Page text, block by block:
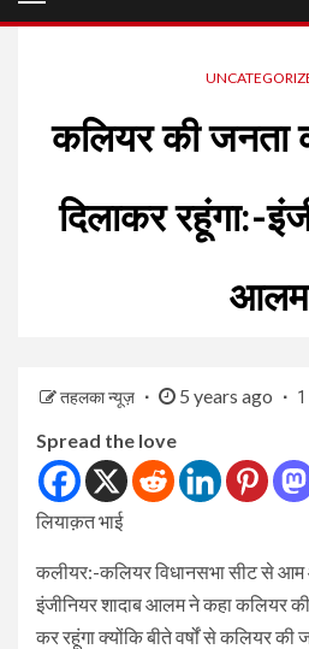
कलियर की जनता
दिलाकर रहूंगा:-
आलम
तहलका न्यूज़ 5 years ago
Spread the love
लियाक़त भाई
कलीयर:-कलियर विधानसभा सीट से आम
इंजीनियर शादाब आलम ने कहा कलियर
कर रहूंगा क्योंकि बीते वर्षों से कलियर की